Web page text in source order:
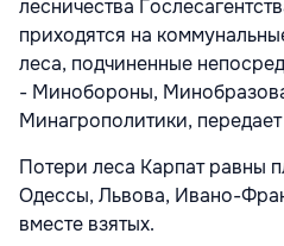
лесничества
приходятся на
леса, подчиненные
- Минобороны,
Минагрополитики, передает
Потери леса Карпат равны
Одессы, Львова, Ивано-
вместе взятых.